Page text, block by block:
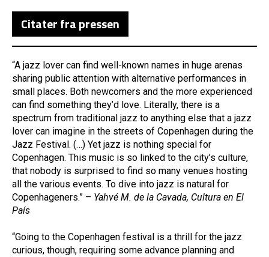
Citater fra pressen
“A jazz lover can find well-known names in huge arenas
sharing public attention with alternative performances in
small places. Both newcomers and the more experienced
can find something they’d love. Literally, there is a
spectrum from traditional jazz to anything else that a jazz
lover can imagine in the streets of Copenhagen during the
Jazz Festival. (…) Yet jazz is nothing special for
Copenhagen. This music is so linked to the city’s culture,
that nobody is surprised to find so many venues hosting
all the various events. To dive into jazz is natural for
Copenhageners.” – Yahvé M. de la Cavada, Cultura en El
País
“Going to the Copenhagen festival is a thrill for the jazz
curious, though, requiring some advance planning and